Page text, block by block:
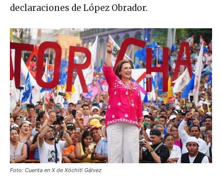
declaraciones de López Obrador.
Foto: Cuenta en X de Xóchitl Gálvez